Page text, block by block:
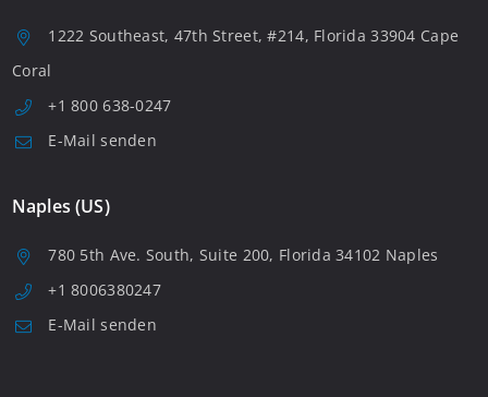
1222 Southeast, 47th Street, #214, Florida 33904 Cape
Coral
+1 800 638-0247
E-Mail senden
Naples (US)
780 5th Ave. South, Suite 200, Florida 34102 Naples
+1 8006380247
E-Mail senden